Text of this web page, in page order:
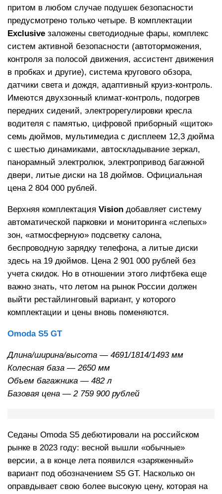
притом в любом случае подушек безопасности
предусмотрено только четыре. В комплектации
Exclusive заложены светодиодные фары, комплекс
систем активной безопасности (автоторможения,
контроля за полосой движения, ассистент движения
в пробках и другие), система кругового обзора,
датчики света и дождя, адаптивный круиз-контроль.
Имеются двухзонный климат-контроль, подогрев
передних сидений, электрорегулировки кресла
водителя с памятью, цифровой приборный «щиток»
семь дюймов, мультимедиа с дисплеем 12,3 дюйма
с шестью динамиками, автоскладывание зеркал,
панорамный электролюк, электропривод багажной
двери, литые диски на 18 дюймов. Официальная
цена 2 804 000 рублей.
Верхняя комплектация Vision добавляет систему
автоматической парковки и мониторинга «слепых»
зон, «атмосферную» подсветку салона,
беспроводную зарядку телефона, а литые диски
здесь на 19 дюймов. Цена 2 901 000 рублей без
учета скидок. Но в отношении этого лифтбека еще
важно знать, что летом на рынок России должен
выйти рестайлинговый вариант, у которого
комплектации и цены вновь поменяются.
Omoda S5 GT
Длина/ширина/высота — 4691/1814/1493 мм
Колесная база — 2650 мм
Объем багажника — 482 л
Базовая цена — 2 759 900 рублей
Седаны Omoda S5 дебютировали на российском
рынке в 2023 году: весной вышли «обычные»
версии, а в конце лета появился «заряженный»
вариант под обозначением S5 GT. Насколько он
оправдывает свою более высокую цену, которая на